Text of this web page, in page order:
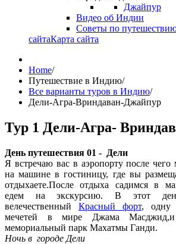
Джайпур
Видео об Индии
Советы по
сайтаКарта сайта
Home/
Путешествие в Индию/
Все варианты туров в Индию/
Дели-Агра-Вриндаван-Джайпур
Тур 1 Дели-Агра-
День путешествия 01 - Дели
Я встречаю вас в аэропорту после
на машине в гостиницу, где вы
отдыхаете.После отдыха садимся в
едем на экскурсию. В этот
велечественный Красный форт, одну
мечетей в мире Джама Масджид,и
мемориальный парк Махатмы Ганди.
Ночь в городе Дели